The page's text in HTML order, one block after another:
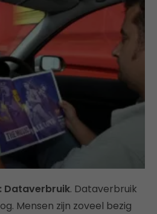
Dataverbruik. Dataverbruik
Mensen zijn zoveel bezig